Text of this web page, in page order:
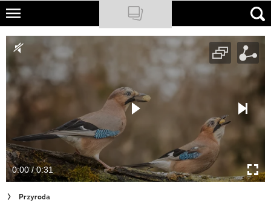
Skip
main
content
NATIONAL GEOGRAPHIC
TRAVELER
PODCASTY
Sklep
Newsletter
Cuda Polski
Wielki Konkurs Fotograficzny
0:00 / 0:31
Przyroda